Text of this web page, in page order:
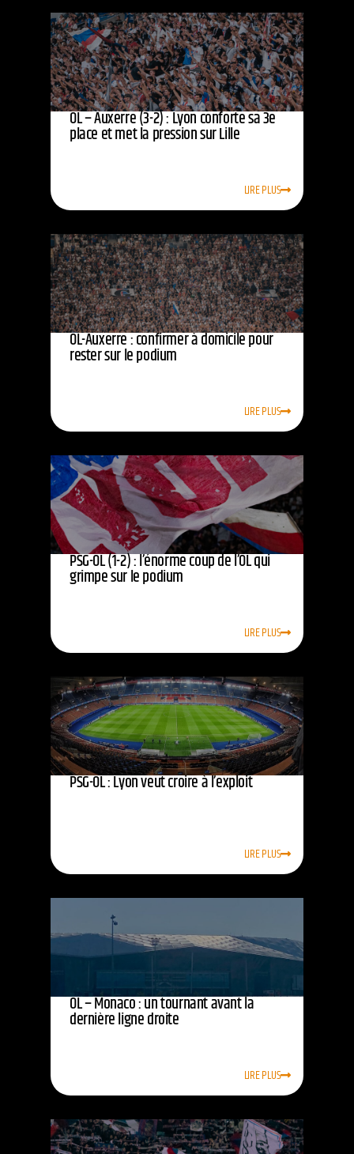
OL – Auxerre (3-2) : Lyon conforte sa 3e
place et met la pression sur Lille
LIRE PLUS
OL-Auxerre : confirmer à domicile pour
rester sur le podium
LIRE PLUS
PSG-OL (1-2) : l’énorme coup de l’OL qui
grimpe sur le podium
LIRE PLUS
PSG-OL : Lyon veut croire à l’exploit
LIRE PLUS
OL – Monaco : un tournant avant la
dernière ligne droite
LIRE PLUS